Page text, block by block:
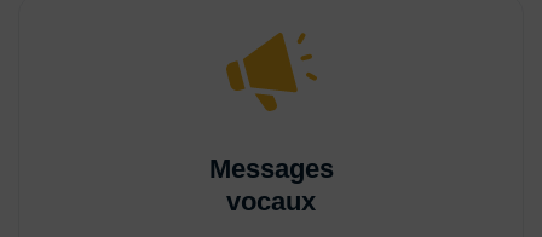
Messages
vocaux